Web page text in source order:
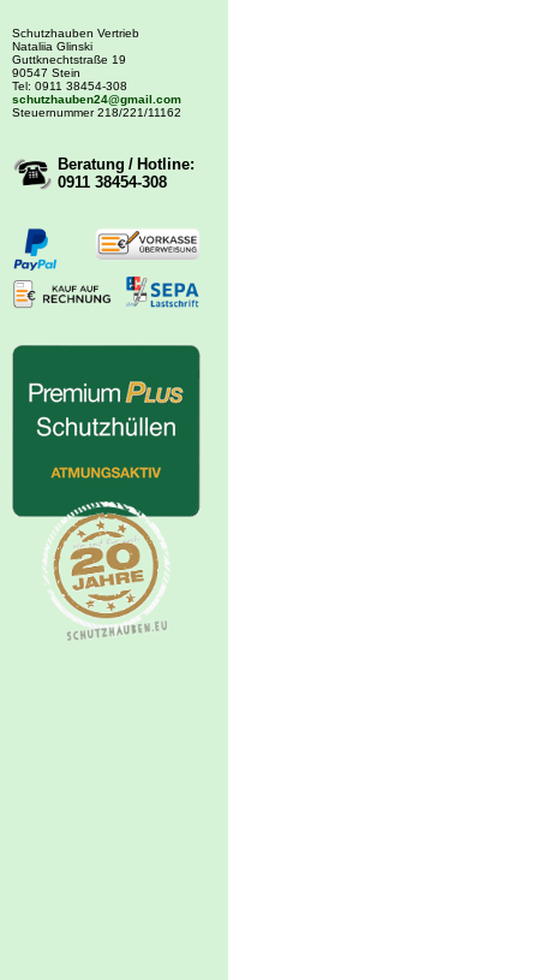
Schutzhauben Vertrieb
Nataliia Glinski
Guttknechtstraße 19
90547 Stein
Tel: 0911 38454-308
schutzhauben24@gmail.com
Steuernummer 218/221/11162
Beratung / Hotline:
0911 38454-308